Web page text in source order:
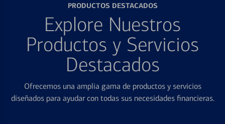
PRODUCTOS DESTACADOS
Explore Nuestros
Productos y Servicios
Destacados
Ofrecemos una amplia gama de productos y servicios
diseñados para ayudar con todas sus necesidades financieras.